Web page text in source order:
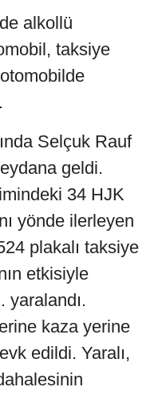
alkollü
taksiye
Selçuk Rauf
geldi.
34 HJK
yönde ilerleyen
plakalı taksiye
etkisiyle
yaralandı.
kaza yerine
edildi. Yaralı,